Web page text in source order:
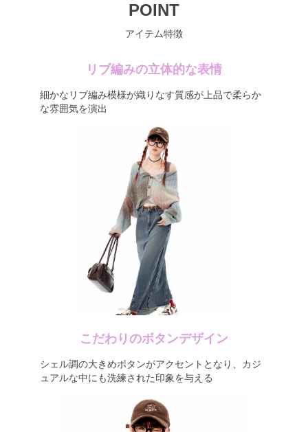
POINT
アイテム特徴
リブ編みの立体的な表情
細かなリブ編み模様が織りなす質感が上品で柔らか
な雰囲気を演出
こだわりのボタンデザイン
シェル調の大きめボタンがアクセントとなり、カジ
ュアルな中にも洗練された印象を与える